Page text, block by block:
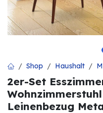
Shop Haushalt
2er-Set
Leinenbezug